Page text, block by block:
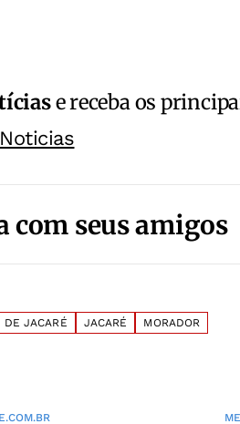
e receba os
com seus amigos
DE JACARÉ JACARÉ MORADOR